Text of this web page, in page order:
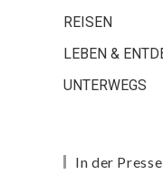
REISEN
LEBEN &
UNTERWEGS
In der Presse